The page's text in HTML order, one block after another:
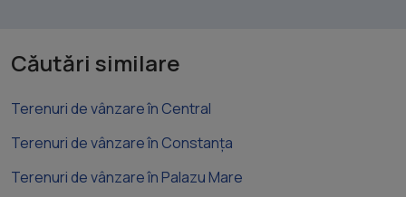
Căutări similare
Terenuri de vânzare în Central
Terenuri de vânzare în Constanța
Terenuri de vânzare în Palazu Mare